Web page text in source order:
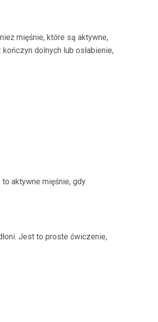
mięśnie, które są aktywne,
dolnych lub osłabienie,
aktywne mięśnie, gdy
Jest to proste ćwiczenie,